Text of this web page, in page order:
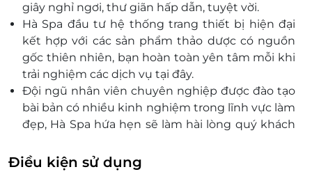
giây nghỉ ngơi, thư giãn hấp dẫn, tuyệt vời.
Hà Spa đầu tư hệ thống trang thiết bị hiện đại
kết hợp với các sản phẩm thảo dược có nguồn
gốc thiên nhiên, bạn hoàn toàn yên tâm mỗi khi
trải nghiệm các dịch vụ tại đây.
Đội ngũ nhân viên chuyên nghiệp được đào tạo
bài bản có nhiều kinh nghiệm trong lĩnh vực làm
đẹp, Hà Spa hứa hẹn sẽ làm hài lòng quý khách
Điều kiện sử dụng